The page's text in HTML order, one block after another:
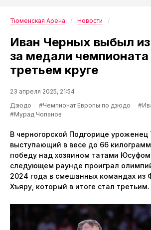
Тюменская Арена Новости
Иван Черных выбыл
за медали
третьем круге
23 апреля 2025, 21:54
Дзюдо
#Чемпионат Европы по дзюдо
#Мурад Чопанов
В черногорской Подгорице уроженец
выступающий в весе до 66
победу над хозяином татами
следующем раунде проиграл
2024 года в смешанных командах из
Хъяру, который в итоге стал третьим.